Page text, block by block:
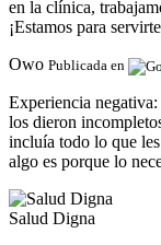
en la clínica,
¡Estamos para
Owo Publicada en
Experiencia negativa:
los dieron
incluía todo lo que
algo es porque lo
Salud Digna